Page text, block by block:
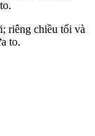
riêng chiều tối và
to.